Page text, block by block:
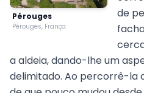
Pérouges
Pérouges, França
de
a aldeia, dando-lhe um
delimitado. Ao percorrê-la